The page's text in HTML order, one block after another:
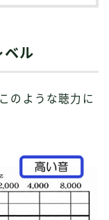
ベル
のような聴力に